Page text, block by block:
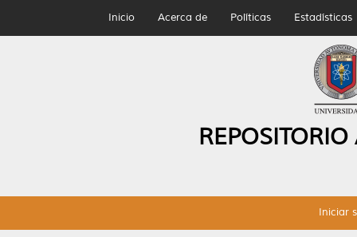
Inicio Acerca de Políticas Estadísticas
Iniciar